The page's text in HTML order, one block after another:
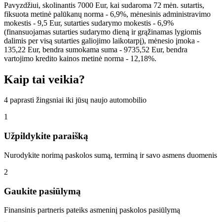
Pavyzdžiui, skolinantis 7000 Eur, kai sudaroma 72 mėn. sutartis,
fiksuota metinė palūkanų norma - 6,9%, mėnesinis administravimo
mokestis - 9,5 Eur, sutarties sudarymo mokestis - 6,9%
(finansuojamas sutarties sudarymo dieną ir grąžinamas lygiomis
dalimis per visą sutarties galiojimo laikotarpį), mėnesio įmoka -
135,22 Eur, bendra sumokama suma - 9735,52 Eur, bendra
vartojimo kredito kainos metinė norma - 12,18%.
Kaip tai veikia?
4 paprasti žingsniai iki jūsų naujo automobilio
1
Užpildykite paraišką
Nurodykite norimą paskolos sumą, terminą ir savo asmens duomenis
2
Gaukite pasiūlymą
Finansinis partneris pateiks asmeninį paskolos pasiūlymą